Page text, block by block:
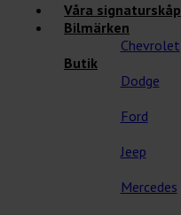
Våra signaturskåp
Bilmärken
Chevrolet
Dodge
Ford
Jeep
Mercedes
Butik